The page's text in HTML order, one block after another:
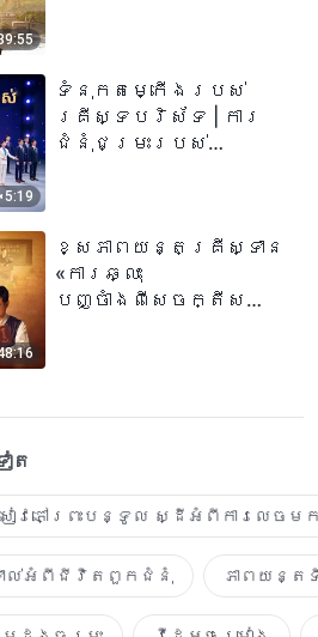
5:19
ទំនុកតម្កើង​របស់​
គ្រីស្ទបរិស័ទ | ការ
ជំនុំជម្រះរបស់
ខ្សែភាពយន្តគ្រីស្ទាន
«ការឆ្លុះ
បញ្ចាំងពីសេចក្តីសង្រ្គោះ»
ត​
សៀវភៅព្រះបន្ទូល ស្ដីអំពីការលេច
ាល់អំពីជីវិតពួកជំនុំ ភាពយន្